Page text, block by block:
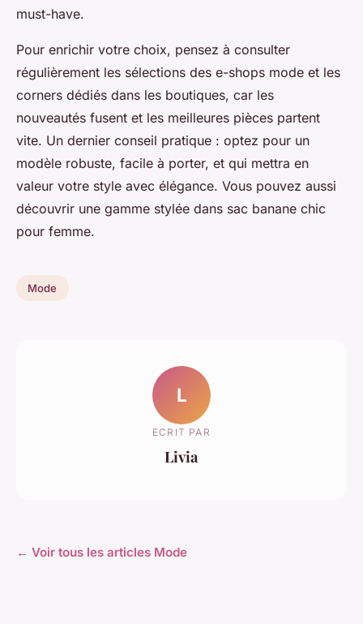
must-have.
Pour enrichir votre choix, pensez à consulter
régulièrement les sélections des e-shops mode et les
corners dédiés dans les boutiques, car les
nouveautés fusent et les meilleures pièces partent
vite. Un dernier conseil pratique : optez pour un
modèle robuste, facile à porter, et qui mettra en
valeur votre style avec élégance. Vous pouvez aussi
découvrir une gamme stylée dans sac banane chic
pour femme.
Mode
L
ECRIT PAR
Livia
← Voir tous les articles Mode